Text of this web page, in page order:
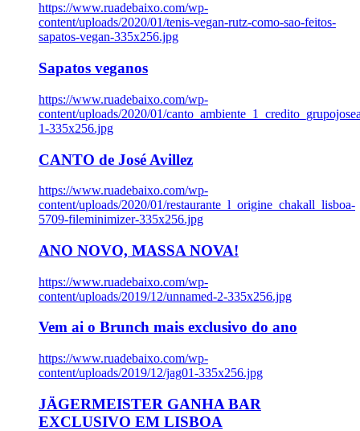
https://www.ruadebaixo.com/wp-
content/uploads/2020/01/tenis-vegan-rutz-como-sao-feitos-
sapatos-vegan-335x256.jpg
Sapatos veganos
https://www.ruadebaixo.com/wp-
content/uploads/2020/01/
1-335x256.jpg
CANTO de José Avillez
https://www.ruadebaixo.com/wp-
content/uploads/2020/01/restaurante_l_origine_chakall_lisboa-
5709-fileminimizer-335x256.jpg
ANO NOVO, MASSA NOVA!
https://www.ruadebaixo.com/wp-
content/uploads/2019/12/unnamed-2-335x256.jpg
Vem ai o Brunch mais exclusivo do ano
https://www.ruadebaixo.com/wp-
content/uploads/2019/12/jag01-335x256.jpg
JÄGERMEISTER GANHA BAR
EXCLUSIVO EM LISBOA